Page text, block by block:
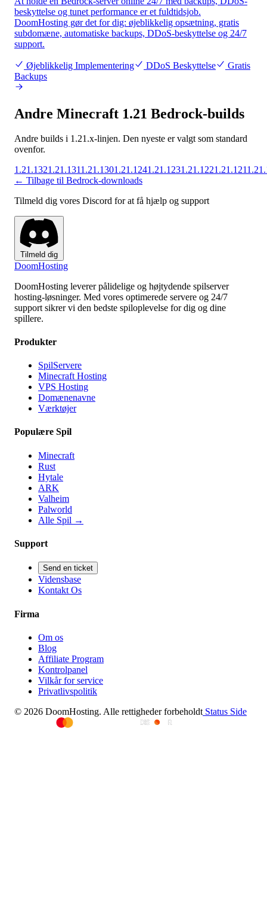
beskyttelse og tunet performance er et fuldtidsjob.
DoomHosting gør det for dig: øjeblikkelig opsætning, gratis
subdomæne, automatiske backups, DDoS-beskyttelse og 24/7
support.
Øjeblikkelig Implementering DDoS Beskyttelse
Gratis
Backups
Andre Minecraft 1.21 Bedrock-builds
Andre builds i 1.21.x-linjen. Den nyeste er valgt som standard
ovenfor.
1.21.1321.21.1311.21.1301.21.1241.21.1231.21.1221.21.121
← Tilbage til Bedrock-downloads
Tilmeld dig vores Discord for at få hjælp og support
Tilmeld dig
DoomHosting
DoomHosting leverer pålidelige og højtydende spilserver
hosting-løsninger. Med vores optimerede servere og 24/7
support sikrer vi den bedste spiloplevelse for dig og dine
spillere.
Produkter
SpilServere
Minecraft Hosting
VPS Hosting
Domænenavne
Værktøjer
Populære Spil
Minecraft
Rust
Hytale
ARK
Valheim
Palworld
Alle Spil →
Support
Send en ticket
Vidensbase
Kontakt Os
Firma
Om os
Blog
Affiliate Program
Kontrolpanel
Vilkår for service
Privatlivspolitik
© 2026 DoomHosting. Alle rettigheder forbeholdt Status Side